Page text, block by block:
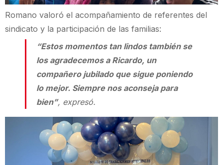
Romano valoró el acompañamiento de referentes del
sindicato y la participación de las familias:
“Estos momentos tan lindos también se
los agradecemos a Ricardo, un
compañero jubilado que sigue poniendo
lo mejor. Siempre nos aconseja para
bien”, expresó.